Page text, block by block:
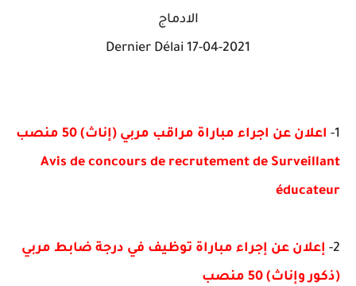
الادماج
Dernier Délai 17-04-2021
1-
اعلان عن اجراء مباراة مراقب مربي (إناث) 50 منصب
Avis de concours de recrutement de Surveillant
éducateur
2-
إعلان عن إجراء مباراة توظيف في درجة ضابط مربي
(ذكور وإناث) 50 منصب